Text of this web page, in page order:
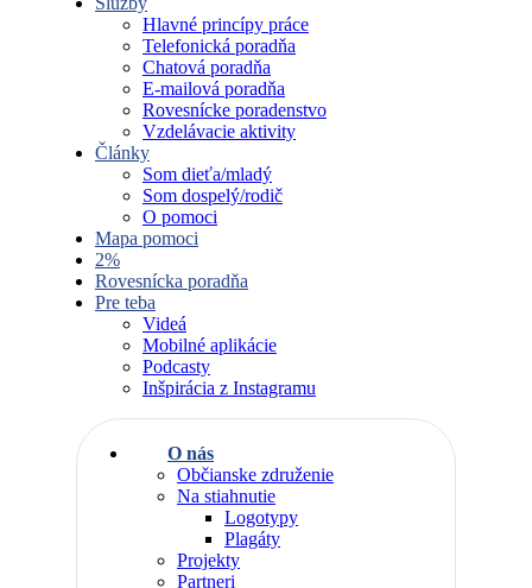
Hlavné princípy práce
Telefonická poradňa
Chatová poradňa
E-mailová poradňa
Rovesnícke poradenstvo
Vzdelávacie aktivity
Články
Som dieťa/mladý
Som dospelý/rodič
O pomoci
Mapa pomoci
2%
Rovesnícka poradňa
Pre teba
Videá
Mobilné aplikácie
Podcasty
Inšpirácia z Instagramu
O nás
Občianske združenie
Na stiahnutie
Logotypy
Plagáty
Projekty
Partneri